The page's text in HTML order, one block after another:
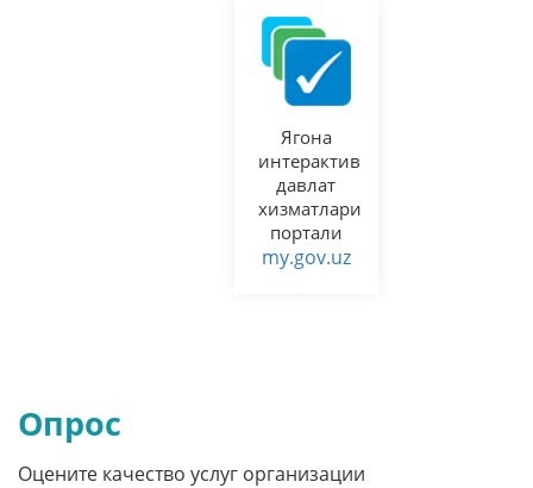
Ягона
интерактив
давлат
хизматлари
портали
my.gov.uz
Опрос
Оцените качество услуг организации